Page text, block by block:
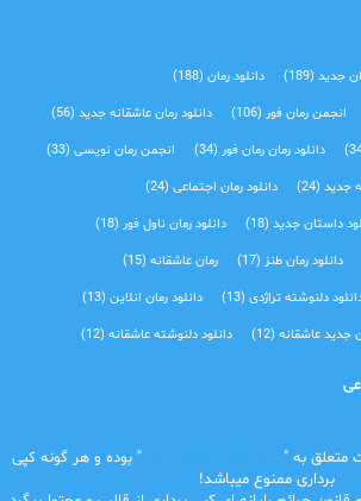
جدید(189) دانلود رمان(188)
انجمن رمان فور(106) دانلود رمان عاشقانه جدید(56)
دانلود رمان رمان فور(34) انجمن رمان نویسی(33)
جدید(24) دانلود رمان اجتماعی‌(24)
داستان جدید(18) دانلود رمان ناول فور(18)
دانلود رمان طنز(17) رمان عاشقانه(15)
دلنوشته تراژدی‌(13) دانلود رمان انلاین(13)
جدید عاشقانه(12) دانلود دلنوشته عاشقانه(12)
متعلق به "
" بوده و هر گونه کپی
برداری ممنوع میباشد!